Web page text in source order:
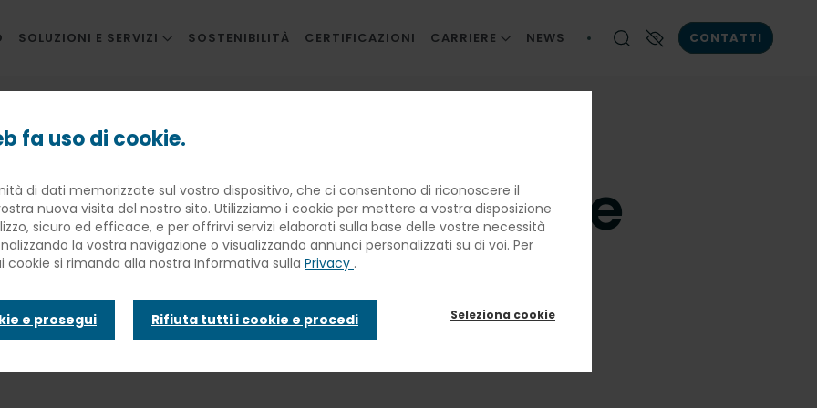
SOLUZIONI E SERVIZI
RISTORAZIONE AZIENDALE
RISTORAZIONE INNOVATIVA
SANITÀ
BANQUETING
TRAVEL CATERING
INFANZIA E WELFARE
SOSTENIBILITÀ CERTIFICAZIONI CARRIERE
LE NOSTRE PERSONE
NEWS CONTATTI
sul valore sociale
collettiva
fa uso di cookie.
di dati memorizzate sul vostro dispositivo, che ci consentono di riconoscere il
nuova visita del nostro sito. Utilizziamo i cookie per mettere a vostra disposizione
sicuro ed efficace, e per offrirvi servizi elaborati sulla base delle vostre necessità
la vostra navigazione o visualizzando annunci personalizzati su di voi. Per
cookie si rimanda alla nostra Informativa sulla Privacy .
e prosegui Rifiuta tutti i cookie e procedi Seleziona cookie